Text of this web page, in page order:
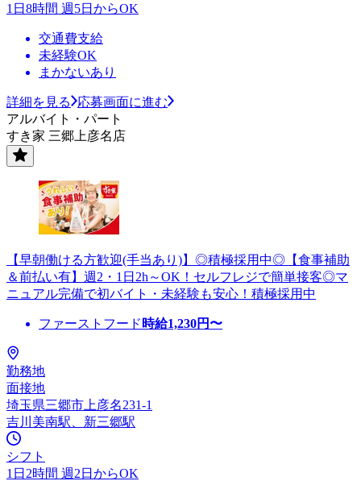
1日8時間 週5日からOK
交通費支給
未経験OK
まかないあり
詳細を見る
応募画面に進む
アルバイト・パート
すき家 三郷上彦名店
【早朝働ける方歓迎(手当あり)】◎積極採用中◎【食事補助
＆前払い有】週2・1日2h～OK！セルフレジで簡単接客◎マ
ニュアル完備で初バイト・未経験も安心！積極採用中
ファーストフード 時給1,230円〜
勤務地
面接地
埼玉県三郷市上彦名231-1
吉川美南駅、新三郷駅
シフト
1日2時間 週2日からOK